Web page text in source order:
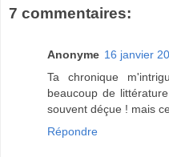
7 commentaires:
Anonyme 16 janvier
Ta chronique
beaucoup de
souvent déçue ! mais
Répondre